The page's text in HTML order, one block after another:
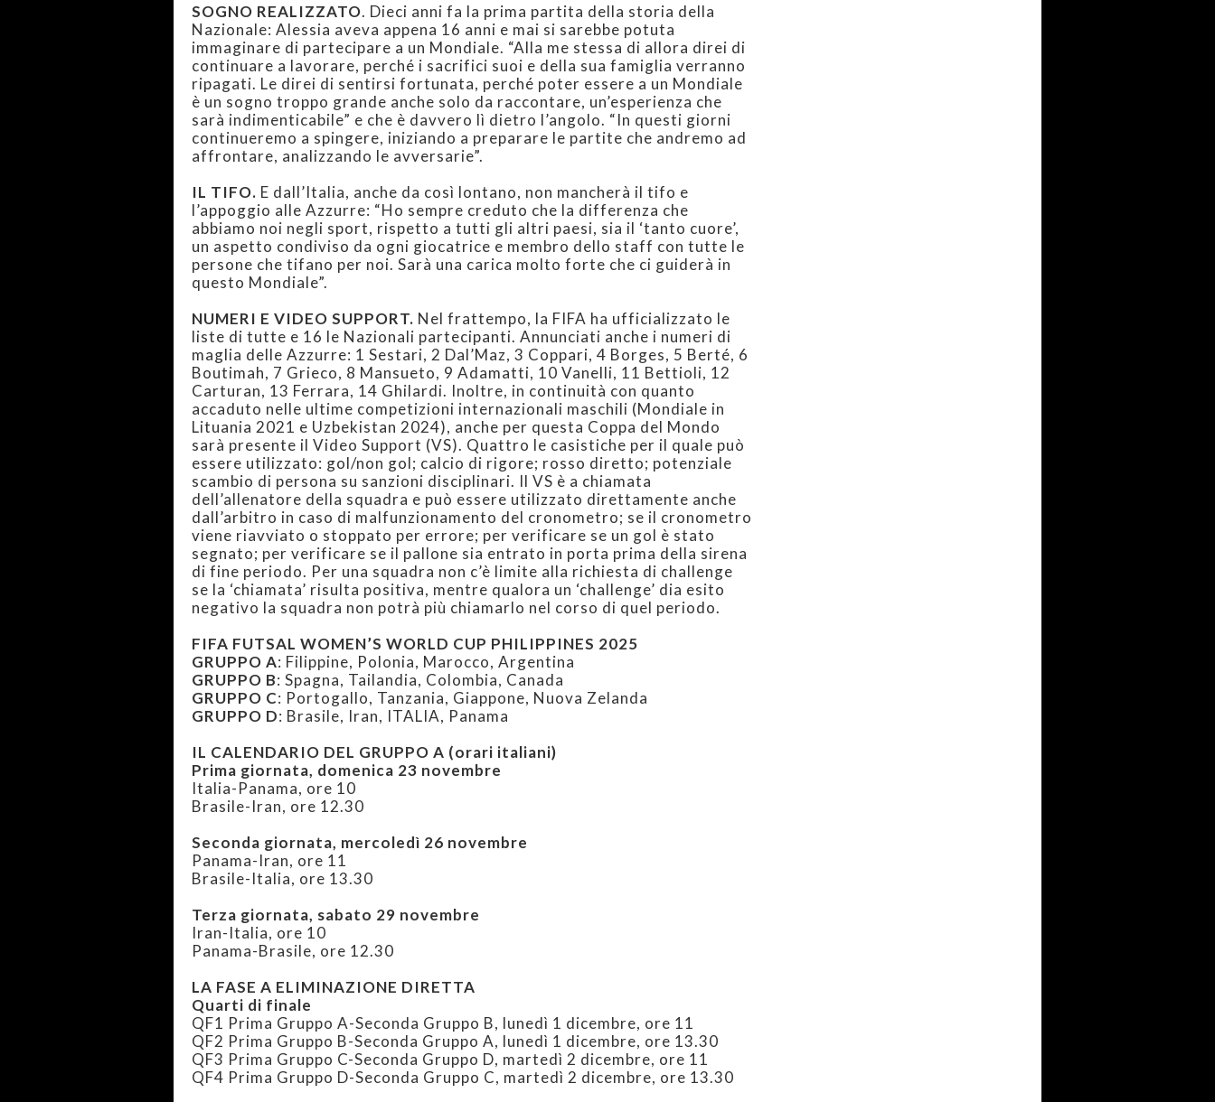
SOGNO REALIZZATO. Dieci anni fa la prima partita della storia della
Nazionale: Alessia aveva appena 16 anni e mai si sarebbe potuta
immaginare di partecipare a un Mondiale. “Alla me stessa di allora direi di
continuare a lavorare, perché i sacrifici suoi e della sua famiglia verranno
ripagati. Le direi di sentirsi fortunata, perché poter essere a un Mondiale
è un sogno troppo grande anche solo da raccontare, un’esperienza che
sarà indimenticabile” e che è davvero lì dietro l’angolo. “In questi giorni
continueremo a spingere, iniziando a preparare le partite che andremo ad
affrontare, analizzando le avversarie”.
IL TIFO. E dall’Italia, anche da così lontano, non mancherà il tifo e
l’appoggio alle Azzurre: “Ho sempre creduto che la differenza che
abbiamo noi negli sport, rispetto a tutti gli altri paesi, sia il ‘tanto cuore’,
un aspetto condiviso da ogni giocatrice e membro dello staff con tutte le
persone che tifano per noi. Sarà una carica molto forte che ci guiderà in
questo Mondiale”.
NUMERI E VIDEO SUPPORT. Nel frattempo, la FIFA ha ufficializzato le
liste di tutte e 16 le Nazionali partecipanti. Annunciati anche i numeri di
maglia delle Azzurre: 1 Sestari, 2 Dal’Maz, 3 Coppari, 4 Borges, 5 Berté, 6
Boutimah, 7 Grieco, 8 Mansueto, 9 Adamatti, 10 Vanelli, 11 Bettioli, 12
Carturan, 13 Ferrara, 14 Ghilardi. Inoltre, in continuità con quanto
accaduto nelle ultime competizioni internazionali maschili (Mondiale in
Lituania 2021 e Uzbekistan 2024), anche per questa Coppa del Mondo
sarà presente il Video Support (VS). Quattro le casistiche per il quale può
essere utilizzato: gol/non gol; calcio di rigore; rosso diretto; potenziale
scambio di persona su sanzioni disciplinari. Il VS è a chiamata
dell’allenatore della squadra e può essere utilizzato direttamente anche
dall’arbitro in caso di malfunzionamento del cronometro; se il cronometro
viene riavviato o stoppato per errore; per verificare se un gol è stato
segnato; per verificare se il pallone sia entrato in porta prima della sirena
di fine periodo. Per una squadra non c’è limite alla richiesta di challenge
se la ‘chiamata’ risulta positiva, mentre qualora un ‘challenge’ dia esito
negativo la squadra non potrà più chiamarlo nel corso di quel periodo.
FIFA FUTSAL WOMEN’S WORLD CUP PHILIPPINES 2025
GRUPPO A: Filippine, Polonia, Marocco, Argentina
GRUPPO B: Spagna, Tailandia, Colombia, Canada
GRUPPO C: Portogallo, Tanzania, Giappone, Nuova Zelanda
GRUPPO D: Brasile, Iran, ITALIA, Panama
IL CALENDARIO DEL GRUPPO A (orari italiani)
Prima giornata, domenica 23 novembre
Italia-Panama, ore 10
Brasile-Iran, ore 12.30
Seconda giornata, mercoledì 26 novembre
Panama-Iran, ore 11
Brasile-Italia, ore 13.30
Terza giornata, sabato 29 novembre
Iran-Italia, ore 10
Panama-Brasile, ore 12.30
LA FASE A ELIMINAZIONE DIRETTA
Quarti di finale
QF1 Prima Gruppo A-Seconda Gruppo B, lunedì 1 dicembre, ore 11
QF2 Prima Gruppo B-Seconda Gruppo A, lunedì 1 dicembre, ore 13.30
QF3 Prima Gruppo C-Seconda Gruppo D, martedì 2 dicembre, ore 11
QF4 Prima Gruppo D-Seconda Gruppo C, martedì 2 dicembre, ore 13.30